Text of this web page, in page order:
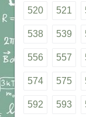
520 521
538 539
556 557
574 575
592 593